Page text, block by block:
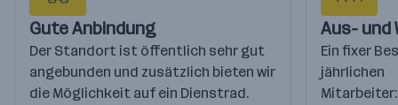
Gute Anbindung
Der Standort ist öffentlich sehr gut
angebunden und zusätzlich bieten wir
die Möglichkeit auf ein Dienstrad.
Aus- und
Ein fixer
jährlichen